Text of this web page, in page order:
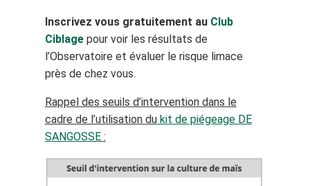
Inscrivez vous gratuitement au Club
Ciblage pour voir les résultats de
l’Observatoire et évaluer le risque limace
près de chez vous.
Rappel des seuils d’intervention dans le
cadre de l’utilisation dukit de piégeage DE
SANGOSSE :